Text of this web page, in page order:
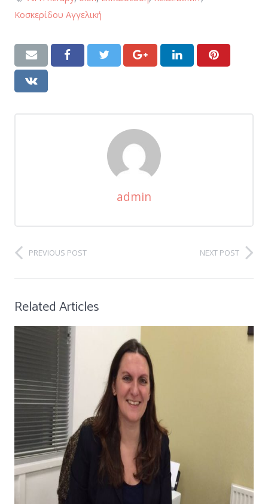
Κοσκερίδου Αγγελική
admin
PREVIOUS POST NEXT POST
Related Articles